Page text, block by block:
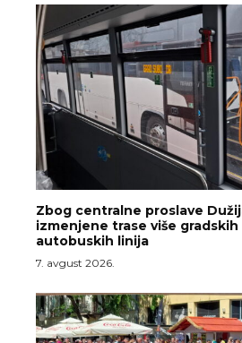
Zbog centralne proslave
izmenjene trase više
autobuskih linija
7. avgust 2026.